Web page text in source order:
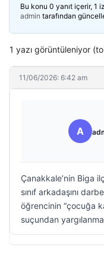
Bu konu 0 yanıt içerir, 1
admin tarafından
1 yazı görüntüleniyor
11/06/2026: 6:42 am
A
Çanakkale’nin Biga
sınıf arkadaşını
öğrencinin “çocuğa
suçundan